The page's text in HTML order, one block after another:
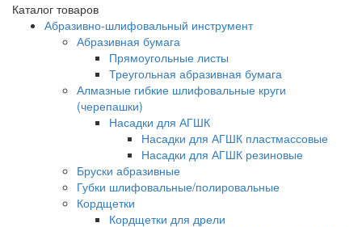
Каталог товаров
Абразивно-шлифовальный инструмент
Абразивная бумага
Прямоугольные листы
Треугольная абразивная бумага
Алмазные гибкие шлифовальные круги
(черепашки)
Насадки для АГШК
Насадки для АГШК пластмассовые
Насадки для АГШК резиновые
Бруски абразивные
Губки шлифовальные/полировальные
Кордщетки
Кордщетки для дрели